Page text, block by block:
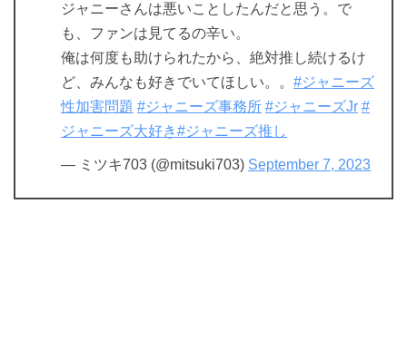
ジャニーさんは悪いことしたんだと思う。で
も、ファンは見てるの辛い。
俺は何度も助けられたから、絶対推し続けるけ
ど、みんなも好きでいてほしい。。 #ジャニーズ
性加害問題 #ジャニーズ事務所 #ジャニーズJr #
ジャニーズ大好き#ジャニーズ推し
— ミツキ703 (@mitsuki703) September 7, 2023